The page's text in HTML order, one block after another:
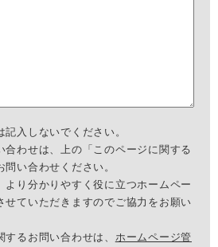
入しないでください。
わせは、上の「このページに関する
い合わせください。
り分かりやすく役に立つホームペー
せていただきますのでご協力をお願い
るお問い合わせは、 ホームページ管